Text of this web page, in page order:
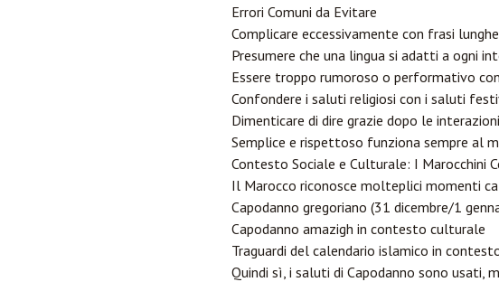
Errori Comuni da Evitare
Complicare eccessivamente con frasi
Presumere che una lingua si adatti a ogni
Essere troppo rumoroso o performativo
Confondere i saluti religiosi con i saluti
Dimenticare di dire grazie dopo le interazioni
Semplice e rispettoso funziona sempre al
Contesto Sociale e Culturale: I Marocchini
Il Marocco riconosce molteplici momenti
Capodanno gregoriano (31 dicembre/1
Capodanno amazigh in contesto culturale
Traguardi del calendario islamico in
Quindi sì, i saluti di Capodanno sono usati,